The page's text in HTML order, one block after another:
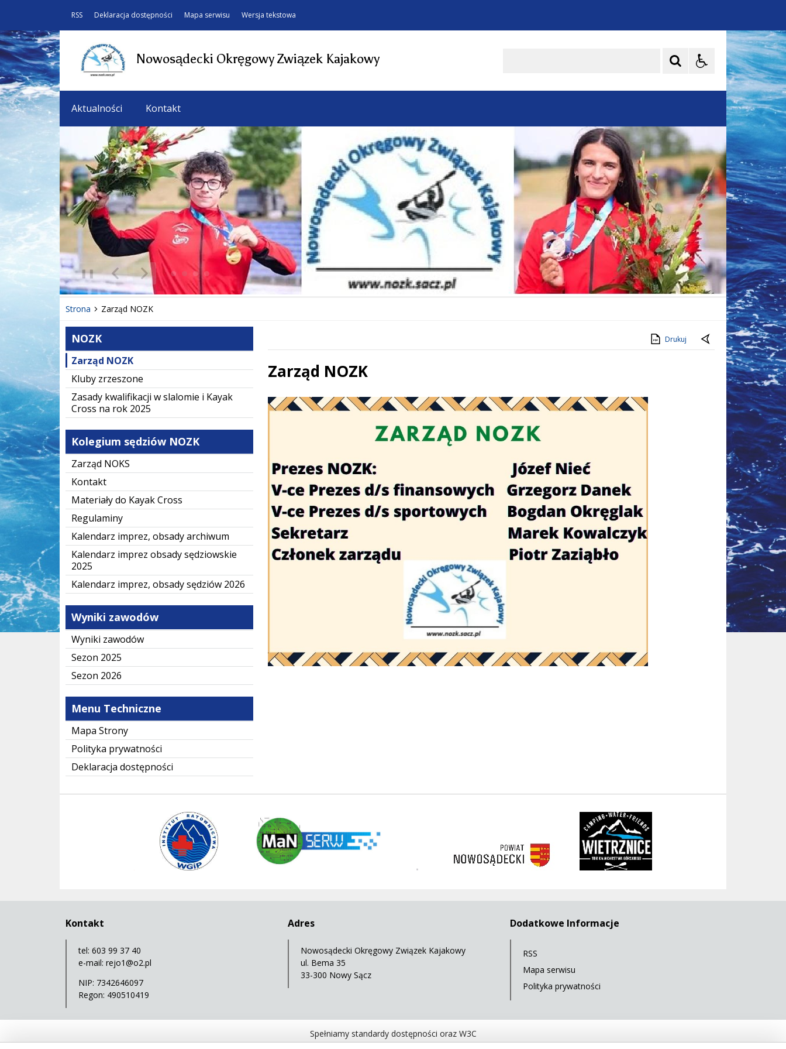
RSS Deklaracja dostępności Mapa serwisu Wersja tekstowa
Nowosądecki Okręgowy Związek Kajakowy
Aktualności Kontakt
Poprzedni Element
Następny Element
❚❚
Strona Zarząd NOZK
NOZK
Zarząd NOZK
Kluby zrzeszone
Zasady kwalifikacji w slalomie i Kayak
Cross na rok 2025
Kolegium sędziów NOZK
Zarząd NOKS
Kontakt
Materiały do Kayak Cross
Regulaminy
Kalendarz imprez, obsady archiwum
Kalendarz imprez obsady sędziowskie
2025
Kalendarz imprez, obsady sędziów 2026
Wyniki zawodów
Wyniki zawodów
Sezon 2025
Sezon 2026
Menu Techniczne
Mapa Strony
Polityka prywatności
Deklaracja dostępności
Drukuj
Zarząd NOZK
Treść
Polski Związek Kajakowy
Instytut Ratownictwa WGiP
3 korony
Kontakt
tel: 603 99 37 40
e-mail: rejo1@o2.pl
NIP: 7342646097
Regon: 490510419
Adres
Nowosądecki Okręgowy Związek Kajakowy
ul. Bema 35
33-300 Nowy Sącz
Dodatkowe Informacje
RSS
Mapa serwisu
Polityka prywatności
Spełniamy standardy dostępności oraz W3C